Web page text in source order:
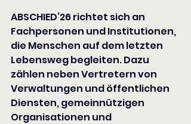
ABSCHIED’26 richtet sich an
Fachpersonen und Institutionen,
die Menschen auf dem letzten
Lebensweg begleiten. Dazu
zählen neben Vertretern von
Verwaltungen und öffentlichen
Diensten, gemeinnützigen
Organisationen und